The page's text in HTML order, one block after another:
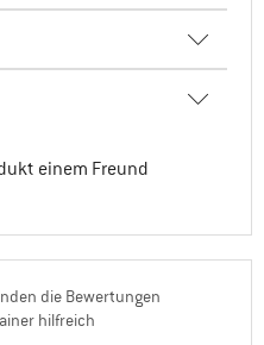
einem Freund
die Bewertungen
hilfreich